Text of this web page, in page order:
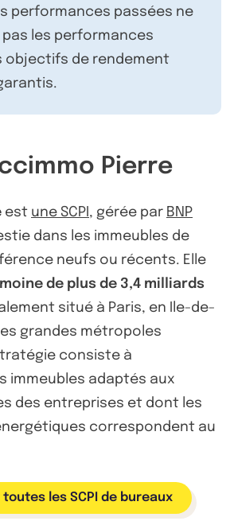
performances passées ne
les performances
objectifs de rendement
Pierre
est une SCPI , gérée par BNP
dans les immeubles de
neufs ou récents. Elle
de plus de 3,4 milliards
situé à Paris, en Ile-de-
grandes métropoles
consiste à
immeubles adaptés aux
des entreprises et dont les
correspondent au
les SCPI de bureaux